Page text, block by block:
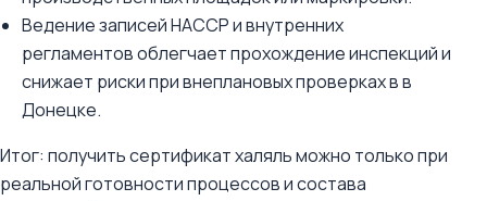
Ведение записей HACCP и внутренних
регламентов облегчает прохождение инспекций и
снижает риски при внеплановых проверках в в
Донецке.
Итог: получить сертификат халяль можно только при
реальной готовности процессов и состава